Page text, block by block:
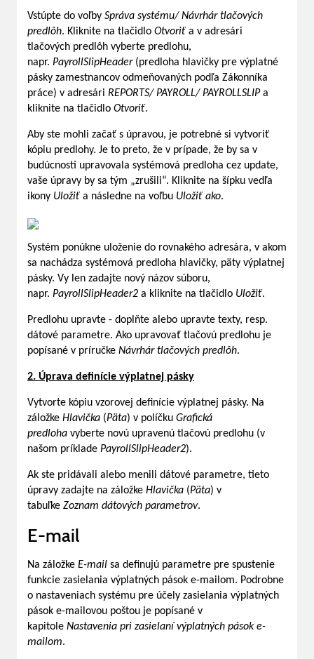
Vstúpte do voľby Správa systému/ Návrhár tlačových
predlôh. Kliknite na tlačidlo Otvoriť a v adresári
tlačových predlôh vyberte predlohu,
napr. PayrollSlipHeader(predloha hlavičky pre výplatné
pásky zamestnancov odmeňovaných podľa Zákonníka
práce) v adresári REPORTS/ PAYROLL/ PAYROLLSLIPa
kliknite na tlačidlo Otvoriť.
Aby ste mohli začať s úpravou, je potrebné si vytvoriť
kópiu predlohy. Je to preto, že v prípade, že by sa v
budúcnosti upravovala systémová predloha cez update,
vaše úpravy by sa tým „zrušili“. Kliknite na šípku vedľa
ikony Uložiť a následne na voľbu Uložiť ako.
Systém ponúkne uloženie do rovnakého adresára, v akom
sa nachádza systémová predloha hlavičky, päty výplatnej
pásky. Vy len zadajte nový názov súboru,
napr. PayrollSlipHeader2 a kliknite na tlačidlo Uložiť.
Predlohu upravte - doplňte alebo upravte texty, resp.
dátové parametre. Ako upravovať tlačovú predlohu je
popísané v príručke Návrhár tlačových predlôh.
2. Úprava definície výplatnej pásky
Vytvorte kópiu vzorovej definície výplatnej pásky. Na
záložke Hlavička (Päta) v políčku Grafická
predloha vyberte novú upravenú tlačovú predlohu (v
našom príklade PayrollSlipHeader2).
Ak ste pridávali alebo menili dátové parametre, tieto
úpravy zadajte na záložke Hlavička (Päta) v
tabuľke Zoznam dátových parametrov.
E-mail
Na záložke E-mail sa definujú parametre pre spustenie
funkcie zasielania výplatných pások e-mailom. Podrobne
o nastaveniach systému pre účely zasielania výplatných
pások e-mailovou poštou je popísané v
kapitole Nastavenia pri zasielaní výplatných pások e-
mailom.